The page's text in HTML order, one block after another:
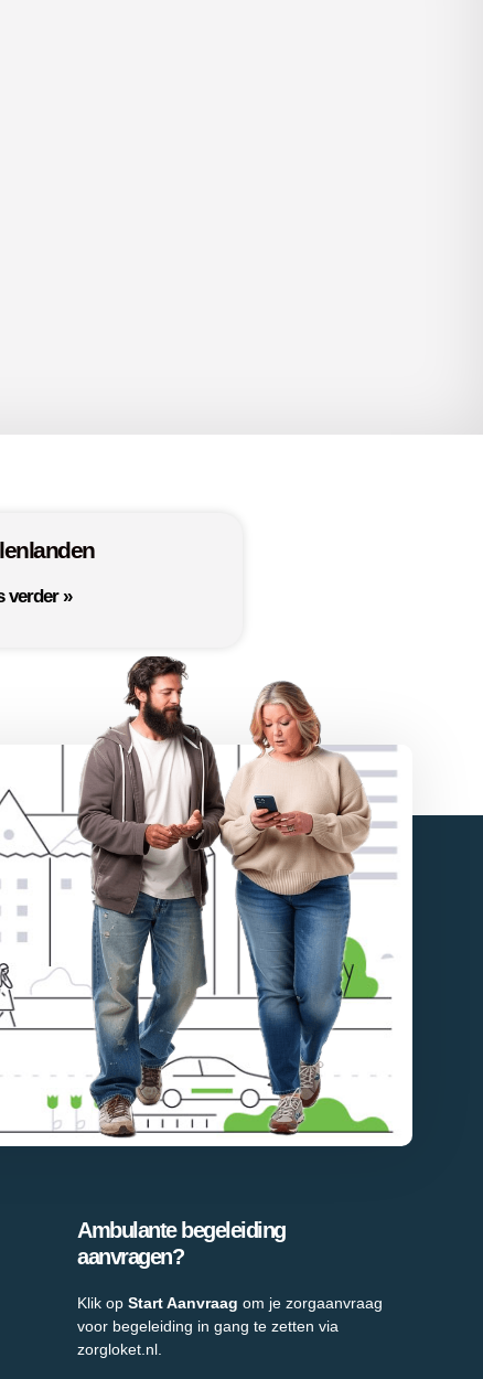
verder »
Ambulante begeleiding
aanvragen?
Klik op Start Aanvraag om je zorgaanvraag
voor begeleiding in gang te zetten via
zorgloket.nl.